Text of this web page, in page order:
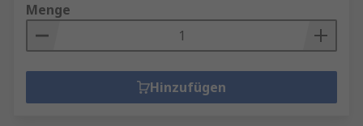
Menge
Hinzufügen